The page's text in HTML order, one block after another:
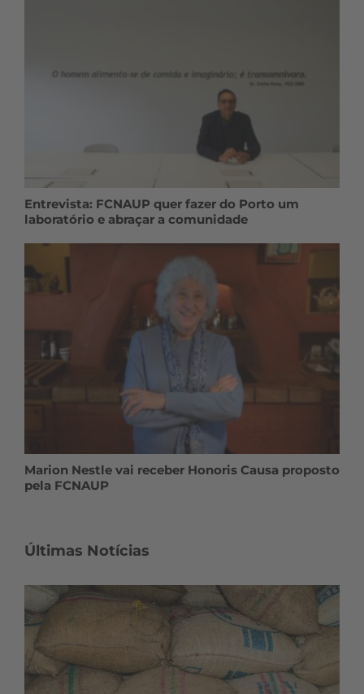
Entrevista: FCNAUP quer fazer do Porto um
laboratório e abraçar a comunidade
Marion Nestle vai receber Honoris Causa proposto
pela FCNAUP
Últimas Notícias